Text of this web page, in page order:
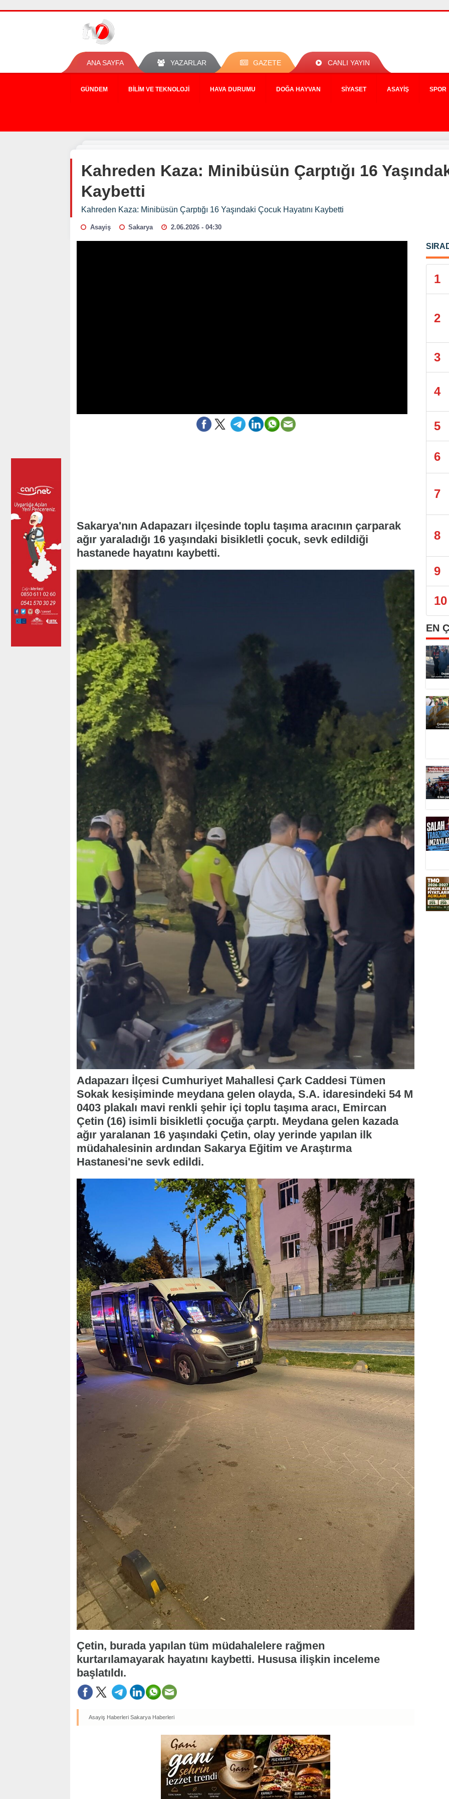
ANA SAYFA YAZARLAR GAZETE CANLI YAYIN
GÜNDEM BILIM VE TEKNOLOJI HAVA DURUMU DOĞA HAYVAN SIYASET ASAYIŞ SPOR
Kahreden Kaza: Minibüsün Çarptığı 16
Kaybetti
Kahreden Kaza: Minibüsün Çarptığı 16 Yaşındaki Çocuk Hayatını Kaybetti
Asayiş Sakarya 2.06.2026 - 04:30
Sakarya'nın Adapazarı ilçesinde toplu taşıma aracının çarparak
ağır yaraladığı 16 yaşındaki bisikletli çocuk, sevk edildiği
hastanede hayatını kaybetti.
Adapazarı İlçesi Cumhuriyet Mahallesi Çark Caddesi Tümen
Sokak kesişiminde meydana gelen olayda, S.A. idaresindeki 54 M
0403 plakalı mavi renkli şehir içi toplu taşıma aracı, Emircan
Çetin (16) isimli bisikletli çocuğa çarptı. Meydana gelen kazada
ağır yaralanan 16 yaşındaki Çetin, olay yerinde yapılan ilk
müdahalesinin ardından Sakarya Eğitim ve Araştırma
Hastanesi'ne sevk edildi.
Çetin, burada yapılan tüm müdahalelere rağmen
kurtarılamayarak hayatını kaybetti. Hususa ilişkin inceleme
başlatıldı.
Asayiş Haberleri Sakarya Haberleri
1
2
3
4
5
6
7
8
9
10
EN